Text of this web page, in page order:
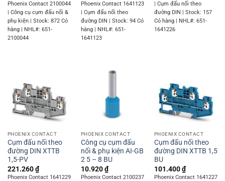
Phoenix Contact 2100044
| Công cụ cụm đấu nối &
phụ kiện | Stock: 872 Có
hàng | NHL#: 651-
2100044
Phoenix Contact 1641123
| Cụm đấu nối theo
đường DIN | Stock: 94 Có
hàng | NHL#: 651-
1641123
| Cụm đấu nối theo
đường DIN | Stock: 157
Có hàng | NHL#: 651-
1641226
PHOENIX CONTACT
Cụm đấu nối theo
đường DIN XTTB
1,5-PV
221.260₫
Phoenix Contact 1641229
PHOENIX CONTACT
Công cụ cụm đấu
nối & phụ kiện AI-GB
2 5 – 8 BU
10.920₫
Phoenix Contact 2100237
PHOENIX CONTACT
Cụm đấu nối theo
đường DIN XTTB 1,5
BU
101.400₫
Phoenix Contact 1641227